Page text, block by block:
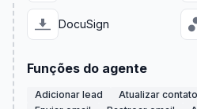
DocuSign
Funções do agente
Adicionar lead Atualizar contato